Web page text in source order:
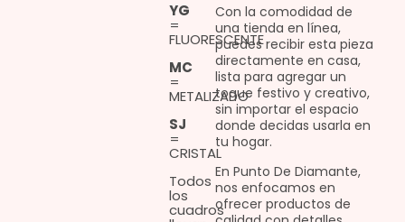
YG
=
FLUORESCENTE
MC
=
METALIZADO
SJ
=
CRISTAL
Todos
los
cuadros
Con la comodidad de
una tienda en línea,
puedes recibir esta pieza
directamente en casa,
lista para agregar un
toque festivo y creativo,
sin importar el espacio
donde decidas usarla en
tu hogar.
En Punto De Diamante,
nos enfocamos en
ofrecer productos de